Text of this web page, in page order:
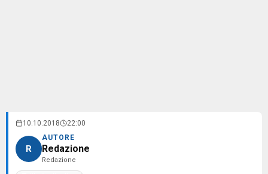
10.10.2018 22:00
R
AUTORE
Redazione
Redazione